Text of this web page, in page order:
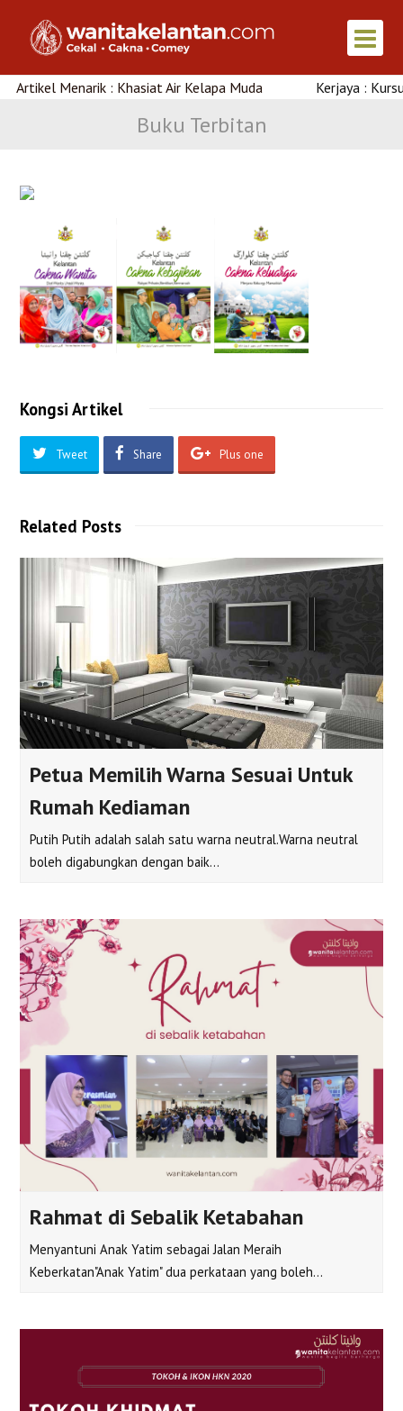
Menarik : Khasiat Air Kelapa Muda Kerjaya : Kursus
Buku Terbitan
Kelantan Cakna
Wanita
Kelantan Cakna
Kebajikan
Kelantan Cakna
Keluarga
Kongsi Artikel
Tweet Share Plus one
Related Posts
Petua Memilih Warna Sesuai Untuk
Rumah Kediaman
Putih Putih adalah salah satu warna neutral.Warna neutral
boleh digabungkan dengan baik…
Rahmat di Sebalik Ketabahan
Menyantuni Anak Yatim sebagai Jalan Meraih
Keberkatan"Anak Yatim" dua perkataan yang boleh…